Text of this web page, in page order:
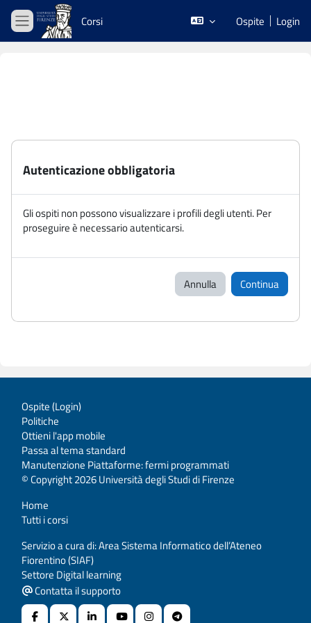
Vai al contenuto principale
Pannello laterale
Corsi Ospite Login
Autenticazione obbligatoria
Gli ospiti non possono visualizzare i profili degli utenti. Per
proseguire è necessario autenticarsi.
Annulla Continua
Ospite (Login)
Politiche
Ottieni l'app mobile
Passa al tema standard
Manutenzione Piattaforme: fermi programmati
© Copyright 2026 Università degli Studi di Firenze
Home
Tutti i corsi
Servizio a cura di: Area Sistema Informatico dell’Ateneo
Fiorentino (SIAF)
Settore Digital learning
Contatta il supporto